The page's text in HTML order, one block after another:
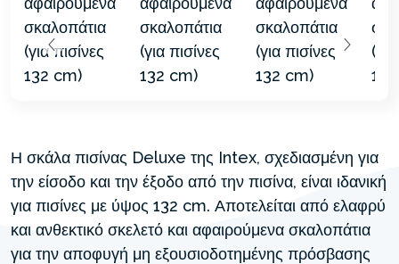
Η σκάλα πισίνας Deluxe της Intex, σχεδιασμένη για
την είσοδο και την έξοδο από την πισίνα, είναι ιδανική
για πισίνες με ύψος 132 cm. Αποτελείται από ελαφρύ
και ανθεκτικό σκελετό και αφαιρούμενα σκαλοπάτια
για την αποφυγή μη εξουσιοδοτημένης πρόσβασης